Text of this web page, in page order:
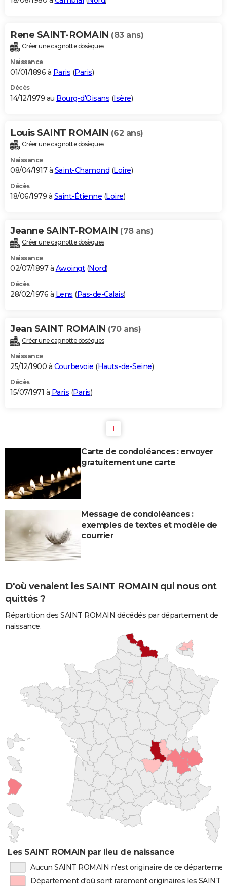
Rene SAINT-ROMAIN (83 ans)
Créer une cagnotte obsèques
Naissance
01/01/1896 à Paris (Paris)
Décès
14/12/1979 au Bourg-d'Oisans (Isère)
Louis SAINT ROMAIN (62 ans)
Créer une cagnotte obsèques
Naissance
08/04/1917 à Saint-Chamond (Loire)
Décès
18/06/1979 à Saint-Étienne (Loire)
Jeanne SAINT-ROMAIN (78 ans)
Créer une cagnotte obsèques
Naissance
02/07/1897 à Awoingt(Nord)
Décès
28/02/1976 à Lens (Pas-de-Calais)
Jean SAINT ROMAIN (70 ans)
Créer une cagnotte obsèques
Naissance
25/12/1900 à Courbevoie (Hauts-de-Seine)
Décès
15/07/1971 à Paris (Paris)
1
Carte de condoléances : envoyer
gratuitement une carte
Message de condoléances :
exemples de textes et modèle de
courrier
D'où venaient les SAINT ROMAIN qui nous ont
quittés ?
Répartition des SAINT ROMAIN décédés par département de
naissance.
Les SAINT ROMAIN par lieu de naissance
Aucun SAINT ROMAIN n'est originaire de ce
Département d'où sont rarement originaires les SAINT